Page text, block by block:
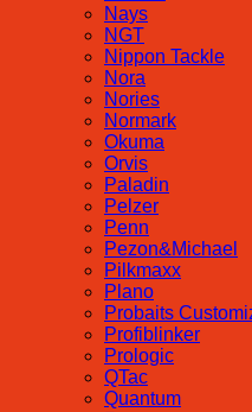
Nays
NGT
Nippon Tackle
Nora
Nories
Normark
Okuma
Orvis
Paladin
Pelzer
Penn
Pezon&Michael
Pilkmaxx
Plano
Probaits
Profiblinker
Prologic
QTac
Quantum